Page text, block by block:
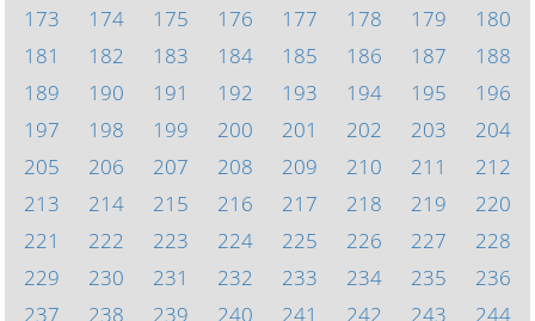
173
174 175 176 177 178 179
180
181
182 183 184 185 186 187
188
189
190 191 192 193 194 195
196
197
198 199 200 201 202 203
204
205
206 207 208 209 210 211
212
213
214 215 216 217 218 219
220
221
222 223 224 225 226 227
228
229
230 231 232 233 234 235
236
237
238 239 240 241 242 243
244